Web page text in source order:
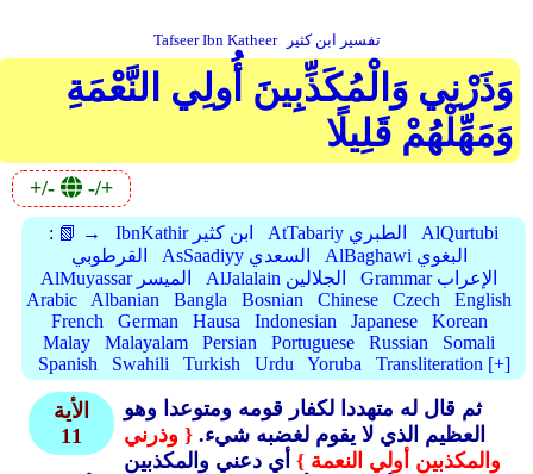
Tafseer Ibn Katheer تفسير ابن كثير
وَذَرْنِي وَالْمُكَذِّبِينَ أُولِي النَّعْمَةِ
وَمَهِّلْهُمْ قَلِيلًا
+/- -/+
: 📗 → IbnKathir ابن كثير AtTabariy الطبري
AlQurtubi
القرطوبي
AsSaadiyy السعدي
AlBaghawi البغوي
AlMuyassar الميسر
AlJalalain الجلالين
Grammar الإعراب
Arabic
Albanian Bangla Bosnian Chinese Czech
English
French
German Hausa Indonesian Japanese
Korean
Malay
Malayalam Persian Portuguese Russian
Somali
Spanish
Swahili Turkish Urdu Yoruba Transliteration [+]
الأية
11
ثم قال له متهددا لكفار قومه ومتوعدا وهو
العظيم الذي لا يقوم لغضبه شيء. { وذرني
والمكذبين أولي النعمة } أي دعني والمكذبين